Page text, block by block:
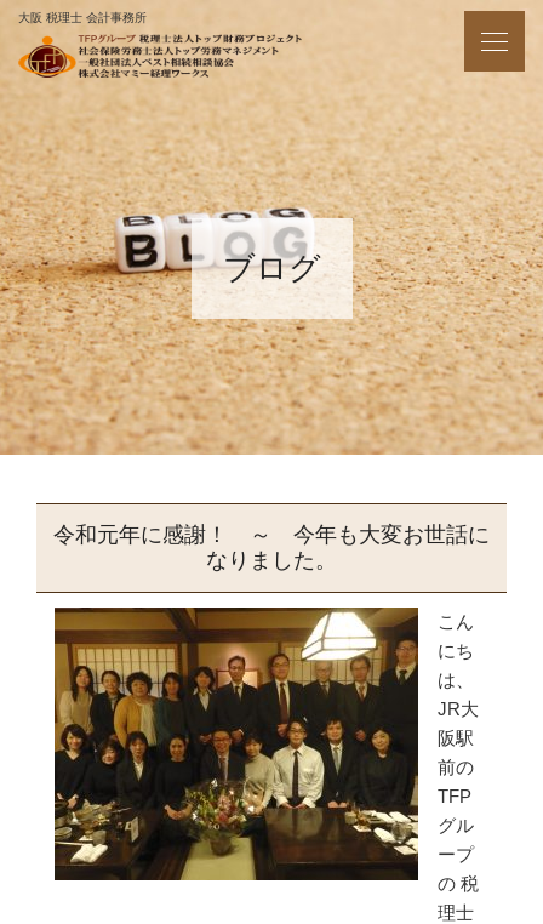
大阪 税理士 会計事務所
ブログ
令和元年に感謝！ ～ 今年も大変お世話に
なりました。
こん
にち
は、
JR大
阪駅
前の
TFP
グル
ープ
の 税
理士